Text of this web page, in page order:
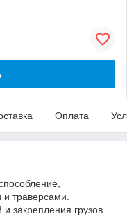
Оплата
траверсами.
закрепления грузов